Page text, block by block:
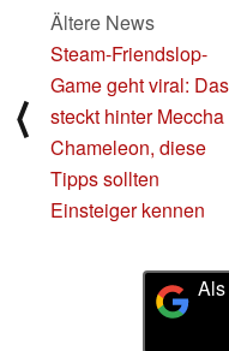
⟨
Ältere News
Steam-Friendslop-
Game geht viral: Das
steckt hinter Meccha
Chameleon, diese
Tipps sollten
Einsteiger kennen